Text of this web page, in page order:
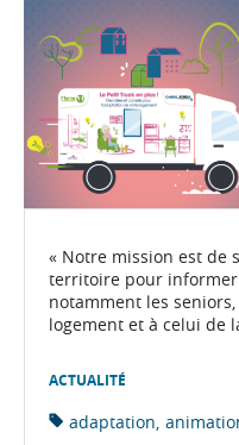
« Notre mission est de
territoire pour
notamment les
logement et à celui de
ACTUALITÉ
adaptation